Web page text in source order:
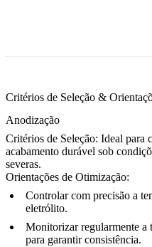
Critérios de Seleção &
Anodização
Critérios de Seleção: Ideal para
acabamento durável sob
severas.
Orientações de Otimização:
Controlar com precisão a
eletrólito.
Monitorizar regularmente a
para garantir consistência.